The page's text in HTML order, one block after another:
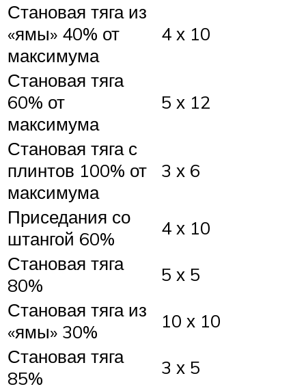
Становая тяга из
«ямы» 40% от
максимума
4 х 10
Становая тяга
60% от
максимума
5 х 12
Становая тяга с
плинтов 100% от
максимума
3 х 6
Приседания со
штангой 60%
4 х 10
Становая тяга
80%
5 х 5
Становая тяга из
«ямы» 30%
10 х 10
Становая тяга
85%
3 х 5